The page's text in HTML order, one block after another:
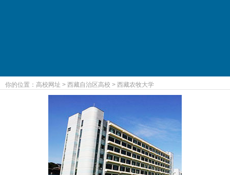
你的位置： 高校网址 > 西藏自治区高校 > 西藏农牧大学